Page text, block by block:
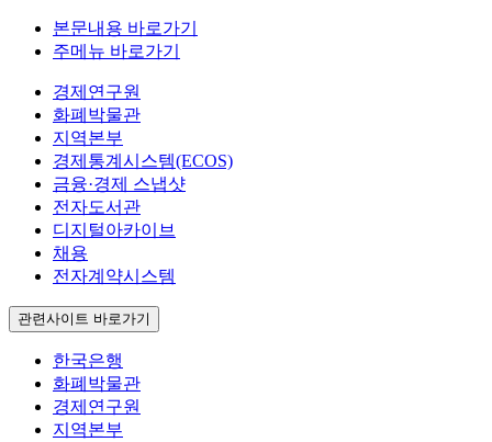
본문내용 바로가기
주메뉴 바로가기
경제연구원
화폐박물관
지역본부
경제통계시스템(ECOS)
금융·경제 스냅샷
전자도서관
디지털아카이브
채용
전자계약시스템
관련사이트 바로가기
한국은행
화폐박물관
경제연구원
지역본부